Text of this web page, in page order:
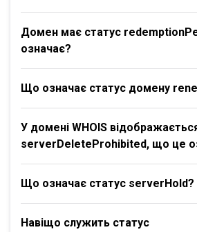
Домен має статус
означає?
Що означає статус домену
У домені WHOIS
serverDeleteProhibited, що це
Що означає статус serverHold?
Навіщо служить статус